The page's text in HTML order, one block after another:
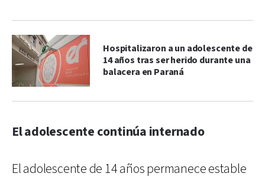
Hospitalizaron a un adolescente de
14 años tras ser herido durante una
balacera en Paraná
El adolescente continúa internado
El adolescente de 14 años permanece estable